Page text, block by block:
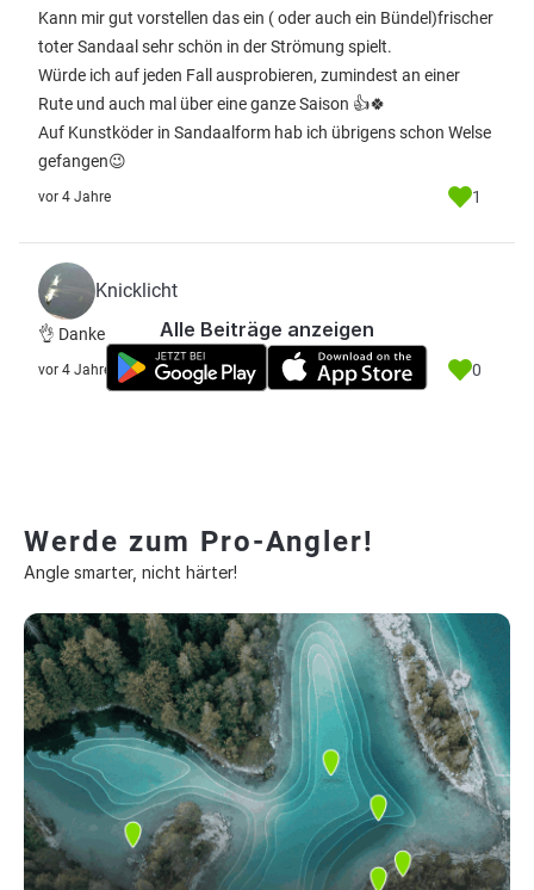
Kann mir gut vorstellen das ein ( oder auch ein Bündel)frischer
toter Sandaal sehr schön in der Strömung spielt.
Würde ich auf jeden Fall ausprobieren, zumindest an einer
Rute und auch mal über eine ganze Saison 👍🍀
Auf Kunstköder in Sandaalform hab ich übrigens schon Welse
gefangen😉
vor 4 Jahre 1
Knicklicht
👌 Danke
vor 4 Jahre 0
Alle Beiträge anzeigen
Werde zum Pro-Angler!
Angle smarter, nicht härter!